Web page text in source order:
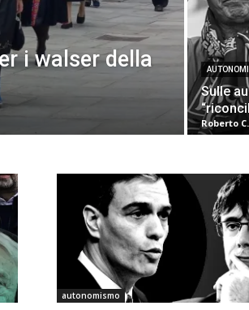
i walser della
Sulle
Roberto
autonomismo